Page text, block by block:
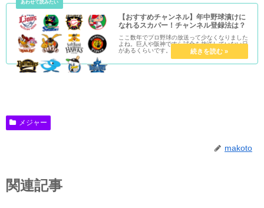
【おすすめチャンネル】年中野球漬けに
なれるスカパー！チャンネル登録法は？
ここ数年でプロ野球の放送って少なくなりました
よね。巨人や阪神ですら試合を放送していない日
があるくらいです。一年中各試合を完全生中継で
観戦でき、オフシーズンはウィンターリグやドラ
フト、キャンプ、野球関係の番組等を見れるBS
メジャー
makoto
関連記事